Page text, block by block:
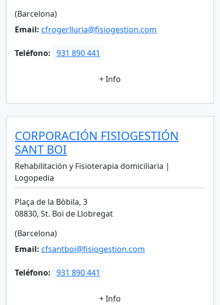
(Barcelona)
Email: cfrogerlluria@fisiogestion.com
Teléfono: 931 890 441
+ Info
CORPORACIÓN FISIOGESTIÓN
SANT BOI
Rehabilitación y Fisioterapia domiciliaria |
Logopedia
Plaça de la Bòbila, 3
08830, St. Boi de Llobregat
(Barcelona)
Email: cfsantboi@fisiogestion.com
Teléfono: 931 890 441
+ Info